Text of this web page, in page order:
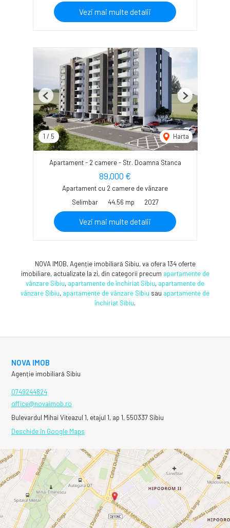
Vezi mai multe detalii
1 / 5 Harta
Previous Next
Apartament - 2 camere - Str. Doamna Stanca
89,000 €
Apartament cu 2 camere de vânzare
Selimbar
44.56 mp 2027
Vezi mai multe detalii
NOVA IMOB, Agenție imobiliară Sibiu, va ofera 134 oferte
imobiliare, actualizate la zi, din categorii precum apartamente de
vânzare Sibiu, apartamente de închiriat Sibiu, apartamente de
vânzare Sibiu, apartamente de vânzare Sibiu sau apartamente de
închiriat Sibiu.
NOVA IMOB
Agenție imobiliară Sibiu
0749244824
office@novaimob.ro
Bulevardul Mihai Viteazul 1, etajul 1, ap 1, 550337 Sibiu
Deschide în Google Maps